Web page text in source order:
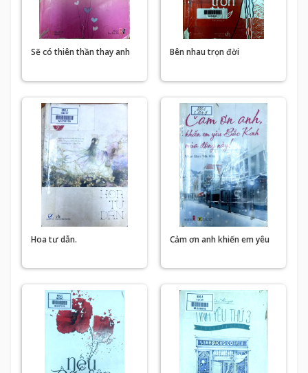
Sẽ có thiên thần thay anh
Bên nhau trọn đời
Hoa tư dẫn.
Cảm ơn anh khiến em yêu